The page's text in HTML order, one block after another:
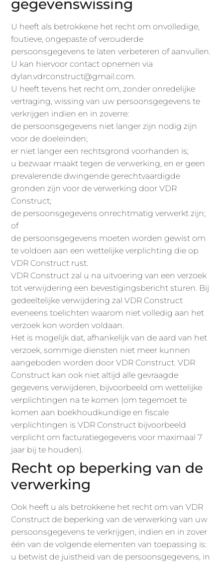
gegevenswissing
U heeft als betrokkene het recht om onvolledige,
foutieve, ongepaste of verouderde
persoonsgegevens te laten verbeteren of aanvullen.
U kan hiervoor contact opnemen via
dylan.vdrconstruct@gmail.com.
U heeft tevens het recht om, zonder onredelijke
vertraging, wissing van uw persoonsgegevens te
verkrijgen indien en in zoverre:
de persoonsgegevens niet langer zijn nodig zijn
voor de doeleinden;
er niet langer een rechtsgrond voorhanden is;
u bezwaar maakt tegen de verwerking, en er geen
prevalerende dwingende gerechtvaardigde
gronden zijn voor de verwerking door VDR
Construct;
de persoonsgegevens onrechtmatig verwerkt zijn;
of
de persoonsgegevens moeten worden gewist om
te voldoen aan een wettelijke verplichting die op
VDR Construct rust.
VDR Construct zal u na uitvoering van een verzoek
tot verwijdering een bevestigingsbericht sturen. Bij
gedeeltelijke verwijdering zal VDR Construct
eveneens toelichten waarom niet volledig aan het
verzoek kon worden voldaan.
Het is mogelijk dat, afhankelijk van de aard van het
verzoek, sommige diensten niet meer kunnen
aangeboden worden door VDR Construct. VDR
Construct kan ook niet altijd alle gevraagde
gegevens verwijderen, bijvoorbeeld om wettelijke
verplichtingen na te komen (om tegemoet te
komen aan boekhoudkundige en fiscale
verplichtingen is VDR Construct bijvoorbeeld
verplicht om facturatiegegevens voor maximaal 7
jaar bij te houden).
Recht op beperking van de
verwerking
Ook heeft u als betrokkene het recht om van VDR
Construct de beperking van de verwerking van uw
persoonsgegevens te verkrijgen, indien en in zover
één van de volgende elementen van toepassing is:
u betwist de juistheid van de persoonsgegevens, in